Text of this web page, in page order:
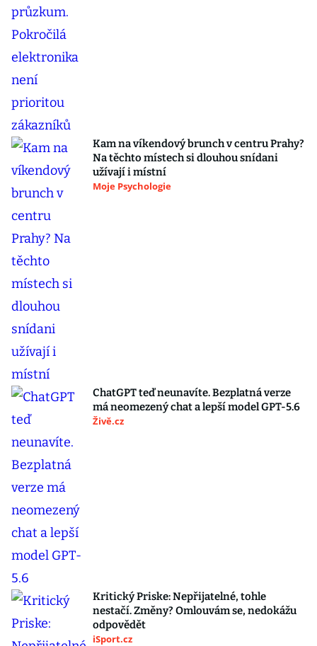
Kam na víkendový brunch v centru Prahy?
Na těchto místech si dlouhou snídani
užívají i místní
Moje Psychologie
ChatGPT teď neunavíte. Bezplatná verze
má neomezený chat a lepší model GPT-5.6
Živě.cz
Kritický Priske: Nepřijatelné, tohle
nestačí. Změny? Omlouvám se, nedokážu
odpovědět
iSport.cz